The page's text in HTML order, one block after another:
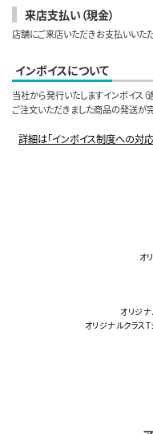
来店支払い（現金）
店舗にご来店いただきお支払いいただ
インボイスについて
当社から発行いたしますインボイス（
ご注文いただきました商品の発送が
詳細は「インボイス制度への対応
オ
オリジナ
オリジナルクラスT